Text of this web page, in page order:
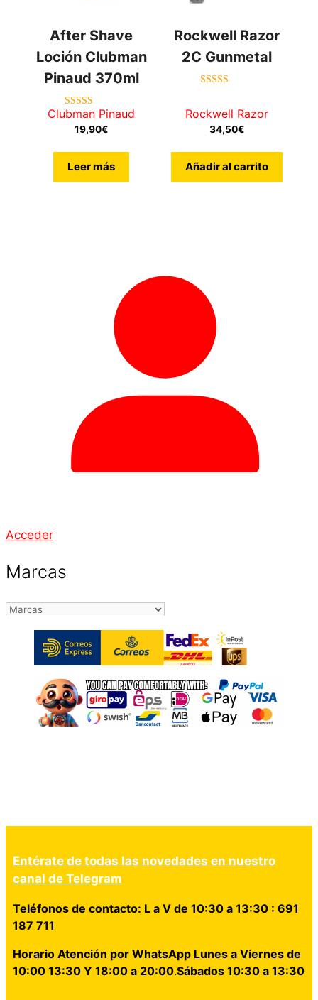
After Shave
Loción Clubman
Pinaud 370ml
5.00
de 5
Clubman Pinaud
19,90€
Leer más
Rockwell Razor
2C Gunmetal
Rockwell Razor
34,50€
Añadir al carrito
Acceder
Marcas
Entérate de todas las novedades en nuestro
canal de Telegram
Teléfonos de contacto: L a V de 10:30 a 13:30 : 691
187 711
Horario Atención por WhatsApp Lunes a Viernes de
10:00 13:30 Y 18:00 a 20:00.Sábados 10:30 a 13:30